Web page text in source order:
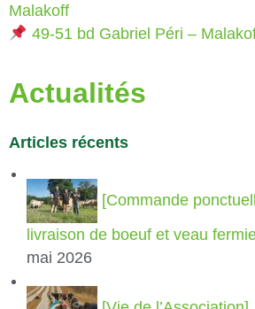
Malakoff
49-51 bd Gabriel Péri –
Actualités
Articles récents
[Commande
livraison de boeuf et veau
mai 2026